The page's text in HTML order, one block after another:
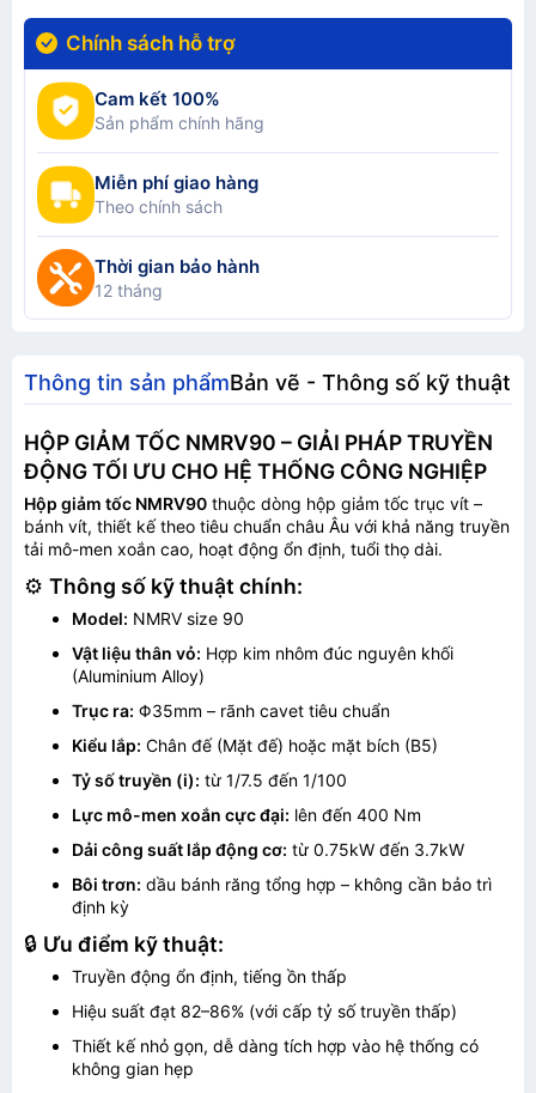
Chính sách hỗ trợ
Cam kết 100%
Sản phẩm chính hãng
Miễn phí giao hàng
Theo chính sách
Thời gian bảo hành
12 tháng
Thông tin sản phẩmBản vẽ - Thông số kỹ thuật
HỘP GIẢM TỐC NMRV90 – GIẢI PHÁP TRUYỀN
ĐỘNG TỐI ƯU CHO HỆ THỐNG CÔNG NGHIỆP
Hộp giảm tốc NMRV90 thuộc dòng hộp giảm tốc trục vít –
bánh vít, thiết kế theo tiêu chuẩn châu Âu với khả năng truyền
tải mô-men xoắn cao, hoạt động ổn định, tuổi thọ dài.
⚙️ Thông số kỹ thuật chính:
Model: NMRV size 90
Vật liệu thân vỏ: Hợp kim nhôm đúc nguyên khối
(Aluminium Alloy)
Trục ra: Φ35mm – rãnh cavet tiêu chuẩn
Kiểu lắp: Chân đế (Mặt đế) hoặc mặt bích (B5)
Tỷ số truyền (i): từ 1/7.5 đến 1/100
Lực mô-men xoắn cực đại: lên đến 400 Nm
Dải công suất lắp động cơ: từ 0.75kW đến 3.7kW
Bôi trơn: dầu bánh răng tổng hợp – không cần bảo trì
định kỳ
🔒 Ưu điểm kỹ thuật:
Truyền động ổn định, tiếng ồn thấp
Hiệu suất đạt 82–86% (với cấp tỷ số truyền thấp)
Thiết kế nhỏ gọn, dễ dàng tích hợp vào hệ thống có
không gian hẹp